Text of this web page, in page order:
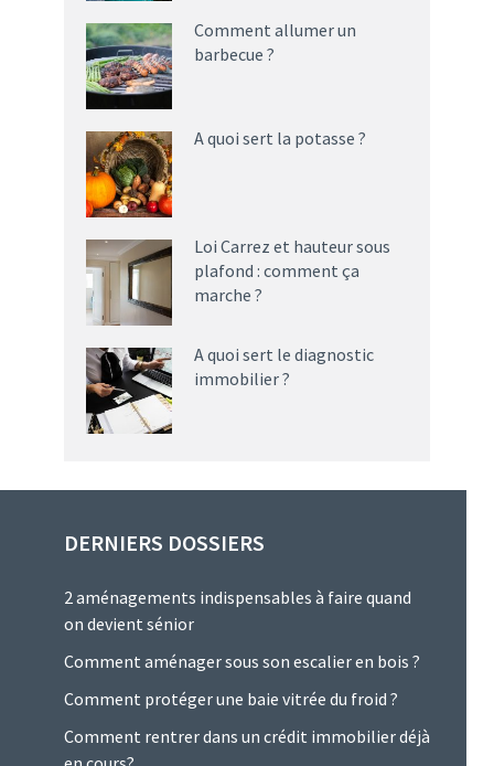
Comment allumer un
barbecue ?
A quoi sert la potasse ?
Loi Carrez et hauteur sous
plafond : comment ça
marche ?
A quoi sert le diagnostic
immobilier ?
DERNIERS DOSSIERS
2 aménagements indispensables à faire quand
on devient sénior
Comment aménager sous son escalier en bois ?
Comment protéger une baie vitrée du froid ?
Comment rentrer dans un crédit immobilier déjà